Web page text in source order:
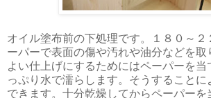
オイル塗布前の下処理です。１８０～２
ーパーで表面の傷や汚れや油分などを取
よい仕上げにするためにはペーパーを当
っぷり水で濡らします。そうすることに
できます。十分乾燥してからペーパーを